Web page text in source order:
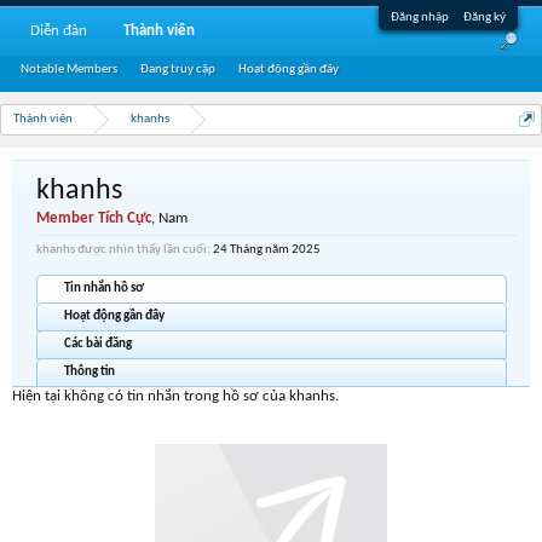
Đăng nhập Đăng ký
Thành viên khanhs
khanhs
Member Tích Cực, Nam
khanhs được nhìn thấy lần cuối: 24 Tháng năm 2025
Tin nhắn hồ sơ
Hoạt động gần đây
Các bài đăng
Thông tin
Hiện tại không có tin nhắn trong hồ sơ của khanhs.
Diễn đàn Thành viên
Notable Members Đang truy cập Hoạt động gần đây